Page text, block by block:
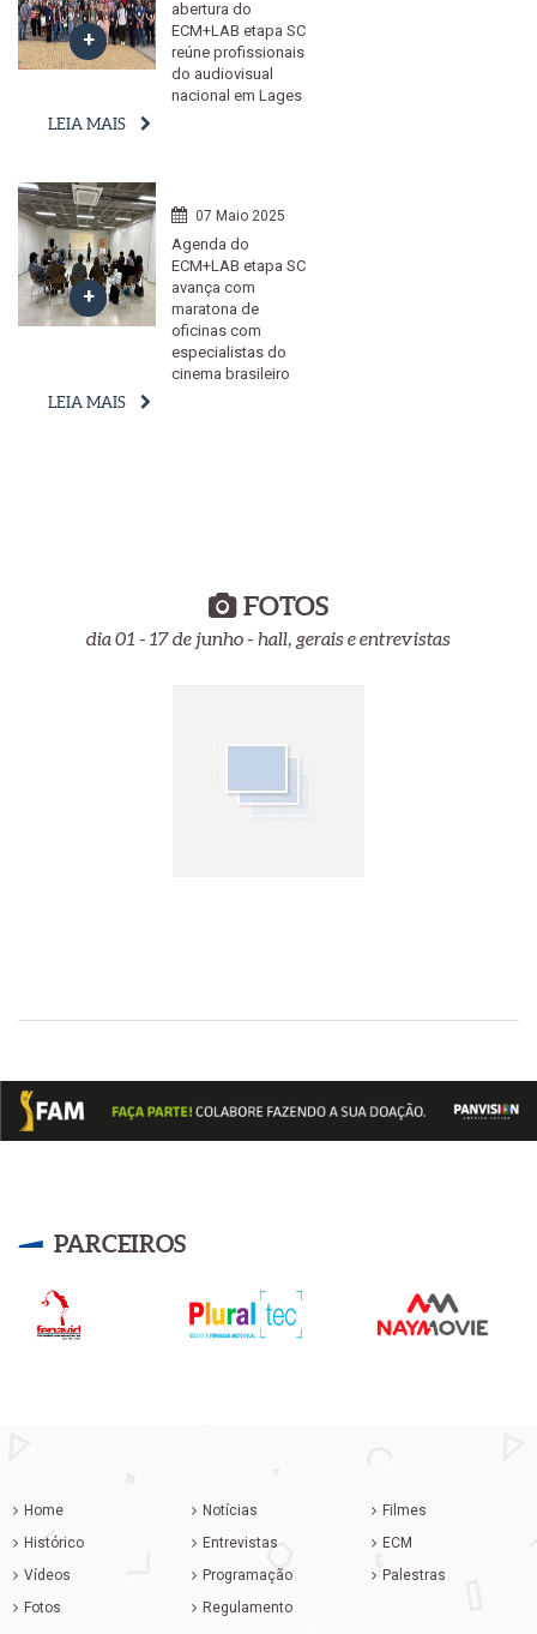
abertura do
ECM+LAB etapa SC
reúne profissionais
do audiovisual
nacional em Lages
LEIA MAIS
07 Maio 2025
Agenda do
ECM+LAB etapa SC
avança com
maratona de
oficinas com
especialistas do
cinema brasileiro
LEIA MAIS
FOTOS
dia 01 - 17 de junho - hall, gerais e entrevistas
PARCEIROS
Home
Histórico
Vídeos
Fotos
Notícias
Entrevistas
Programação
Regulamento
Filmes
ECM
Palestras